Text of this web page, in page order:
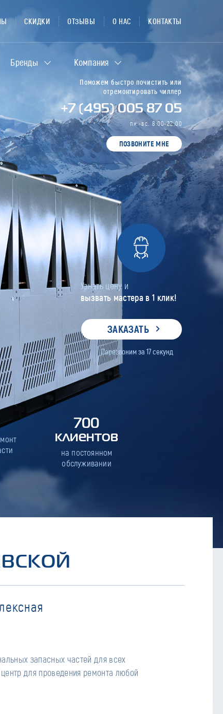
Поможем быстро почистить или
отремонтировать чиллер
+7 (495) 005 87 05
пн.-вс. 8:00-22:00
ПОЗВОНИТЕ МНЕ
Узнать цену и
вызвать мастера в 1 клик!
ЗАКАЗАТЬ
Перезвоним за 17секунд
700
клиентов
на постоянном
обслуживании
запасных частей для всех
для проведения ремонта любой
СКИДКИ ОТЗЫВЫ О НАС КОНТАКТЫ
Бренды Компания